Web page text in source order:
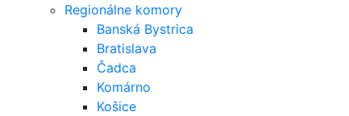
Regionálne komory
Banská Bystrica
Bratislava
Čadca
Komárno
Košice